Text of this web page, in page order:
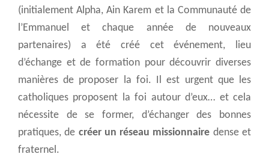
(initialement Alpha, Ain Karem et la Communauté de
l’Emmanuel et chaque année de nouveaux
partenaires) a été créé cet événement, lieu
d’échange et de formation pour découvrir diverses
manières de proposer la foi. Il est urgent que les
catholiques proposent la foi autour d’eux… et cela
nécessite de se former, d’échanger des bonnes
pratiques, de créer un réseau missionnaire dense et
fraternel.